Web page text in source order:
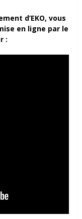
d’EKO, vous
en ligne par le
: